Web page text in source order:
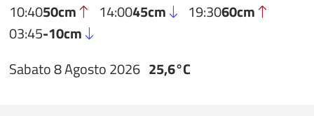
10:4050cm 14:0045cm 19:3060cm
03:45-10cm
Sabato 8 Agosto 2026 25,6°C